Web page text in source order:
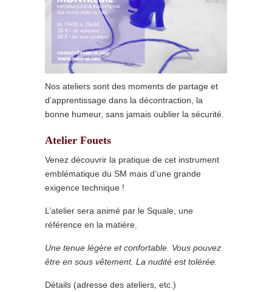
Nos ateliers sont des moments de partage et
d’apprentissage dans la décontraction, la
bonne humeur, sans jamais oublier la sécurité.
Atelier Fouets
Venez découvrir la pratique de cet instrument
emblématique du SM mais d’une grande
exigence technique !
L’atelier sera animé par le Squale, une
référence en la matière.
Une tenue légère et confortable. Vous pouvez
être en sous vêtement. La nudité est tolérée.
Détails (adresse des ateliers, etc.)